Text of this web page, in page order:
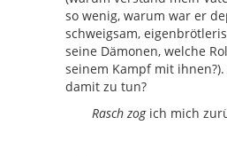
so wenig, warum war er
schweigsam,
seine Dämonen, welche
seinem Kampf mit
damit zu tun?
Rasch zogich mich